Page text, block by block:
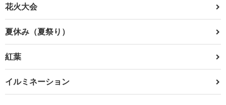
花火大会
夏休み（夏祭り）
紅葉
イルミネーション